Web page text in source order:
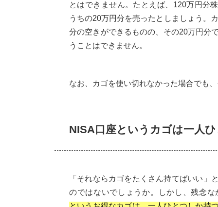
とはできません。たとえば、120万円分
うちの20万円分を売ったとしましょう。
分の空きができるものの、その20万円分
うことはできません。
なお、カゴを使い切れなかった場合でも
NISA口座というカゴは一人
「それならカゴをたくさん持てばいい」
のではないでしょうか。しかし、残念な